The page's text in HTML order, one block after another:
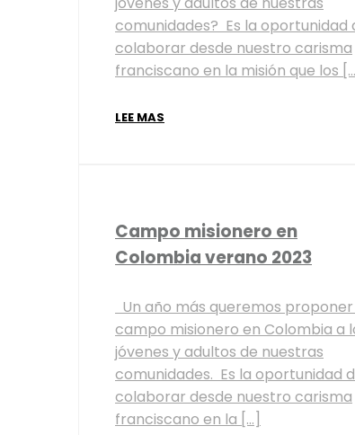
comunidades? Es la oportunidad
colaborar desde nuestro carisma
franciscano en la misión que los […]
LEE MAS
Campo misionero en
Colombia verano 2023
Un año más queremos proponer
campo misionero en Colombia a
jóvenes y adultos de nuestras
comunidades. Es la oportunidad
colaborar desde nuestro carisma
franciscano en la […]